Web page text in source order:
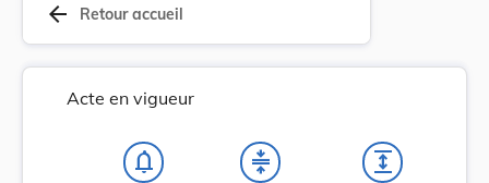
arrow_back Retour accueil
Acte en vigueur
notifications_none compress expand